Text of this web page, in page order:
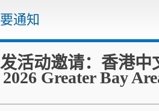
通知
活动邀请：香港中
2026 Greater Bay